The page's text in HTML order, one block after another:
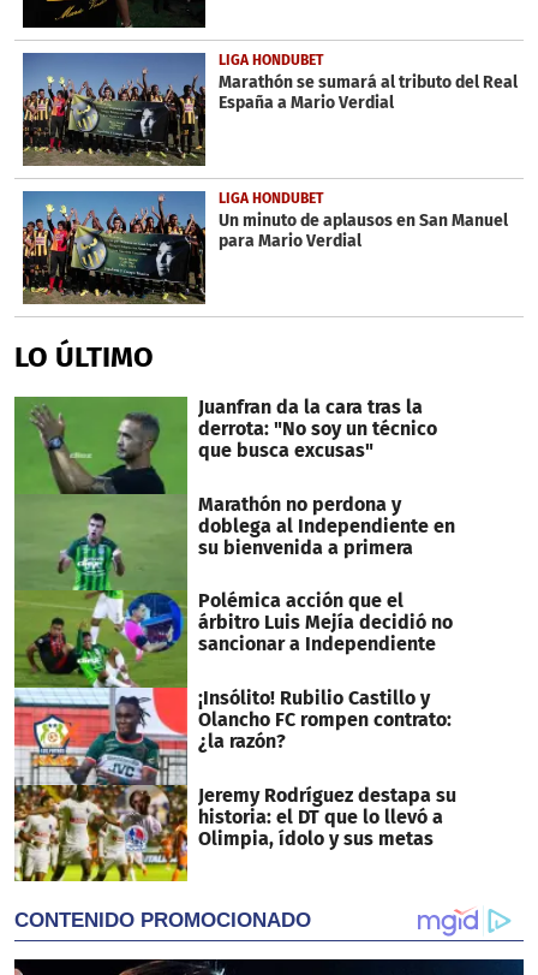
LIGA HONDUBET
Marathón se sumará al tributo del Real
España a Mario Verdial
LIGA HONDUBET
Un minuto de aplausos en San Manuel
para Mario Verdial
LO ÚLTIMO
Juanfran da la cara tras la
derrota: "No soy un técnico
que busca excusas"
Marathón no perdona y
doblega al Independiente en
su bienvenida a primera
Polémica acción que el
árbitro Luis Mejía decidió no
sancionar a Independiente
¡Insólito! Rubilio Castillo y
Olancho FC rompen contrato:
¿la razón?
Jeremy Rodríguez destapa su
historia: el DT que lo llevó a
Olimpia, ídolo y sus metas